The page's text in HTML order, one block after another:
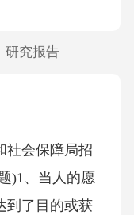
研究报告
社会保障局招
)1、当人的愿
到了目的或获